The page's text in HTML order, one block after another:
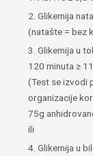
2. Glikemija
(natašte = bez
3. Glikemija u
120 minuta ≥
(Test se izvodi
organizacije
75g
ili
4. Glikemija u